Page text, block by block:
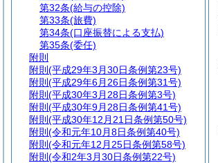
第32条(給与の控除)
第33条(旅費)
第34条(口座振替による支払)
第35条(委任)
附則
附則 (平成29年3月30日条例第23号)
附則 (平成29年6月26日条例第31号)
附則 (平成30年3月28日条例第3号)
附則 (平成30年9月28日条例第41号)
附則 (平成30年12月21日条例第50号)
附則 (令和元年10月8日条例第40号)
附則 (令和元年12月25日条例第58号)
附則 (令和2年3月30日条例第22号)